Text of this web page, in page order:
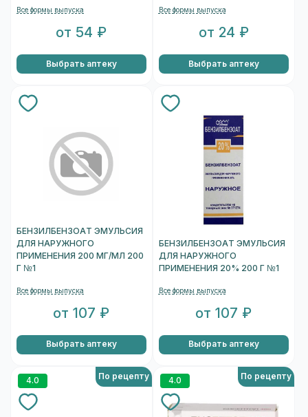
Все формы выпуска
от 54 ₽
Выбрать аптеку
Все формы выпуска
от 24 ₽
Выбрать аптеку
БЕНЗИЛБЕНЗОАТ ЭМУЛЬСИЯ
ДЛЯ НАРУЖНОГО
ПРИМЕНЕНИЯ 200 МГ/МЛ 200
Г №1
Все формы выпуска
от 107 ₽
Выбрать аптеку
БЕНЗИЛБЕНЗОАТ ЭМУЛЬСИЯ
ДЛЯ НАРУЖНОГО
ПРИМЕНЕНИЯ 20% 200 Г №1
Все формы выпуска
от 107 ₽
Выбрать аптеку
4.0 По рецепту 4.0 По рецепту